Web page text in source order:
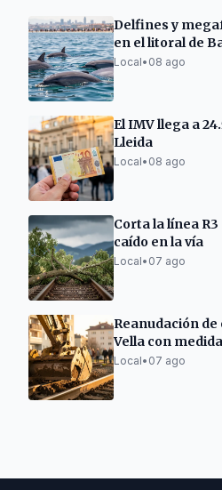
Delfines y
en el litoral de
Local• 08 ago
El IMV llega a
Lleida
Local• 08 ago
Corta la línea
caído en la vía
Local• 07 ago
Reanudación
Vella con
Local• 07 ago